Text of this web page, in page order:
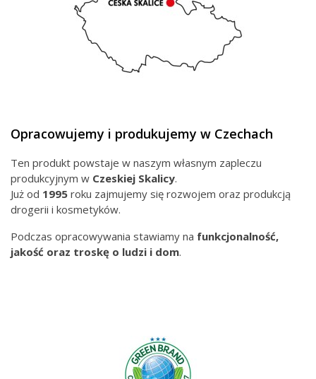
Opracowujemy i produkujemy w Czechach
Ten produkt powstaje w naszym własnym zapleczu
produkcyjnym w Czeskiej Skalicy.
Już od 1995 roku zajmujemy się rozwojem oraz produkcją
drogerii i kosmetyków.
Podczas opracowywania stawiamy na funkcjonalność,
jakość oraz troskę o ludzi i dom.